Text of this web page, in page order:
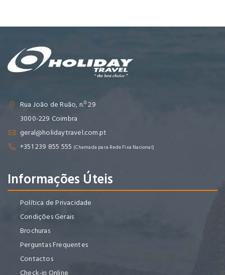
Rua João de Ruão, n.º 29
3000-229 Coimbra
geral@holidaytravel.com.pt
+351 239 855 555 (Chamada para Rede Fixa Nacional)
Informações Úteis
Política de Privacidade
Condições Gerais
Brochuras
Perguntas Frequentes
Contactos